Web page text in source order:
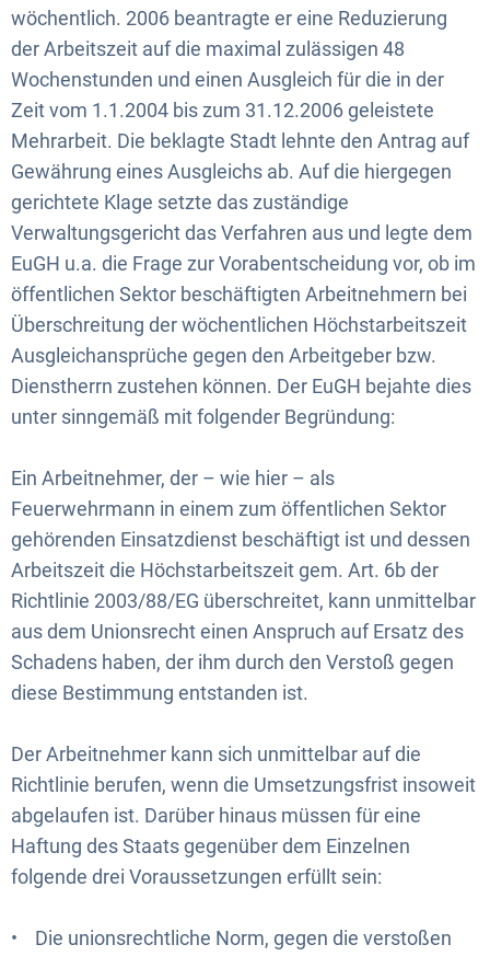
wöchentlich. 2006 beantragte er eine Reduzierung
der Arbeitszeit auf die maximal zulässigen 48
Wochenstunden und einen Ausgleich für die in der
Zeit vom 1.1.2004 bis zum 31.12.2006 geleistete
Mehrarbeit. Die beklagte Stadt lehnte den Antrag auf
Gewährung eines Ausgleichs ab. Auf die hiergegen
gerichtete Klage setzte das zuständige
Verwaltungsgericht das Verfahren aus und legte dem
EuGH u.a. die Frage zur Vorabentscheidung vor, ob im
öffentlichen Sektor beschäftigten Arbeitnehmern bei
Überschreitung der wöchentlichen Höchstarbeitszeit
Ausgleichansprüche gegen den Arbeitgeber bzw.
Dienstherrn zustehen können. Der EuGH bejahte dies
unter sinngemäß mit folgender Begründung:
Ein Arbeitnehmer, der – wie hier – als
Feuerwehrmann in einem zum öffentlichen Sektor
gehörenden Einsatzdienst beschäftigt ist und dessen
Arbeitszeit die Höchstarbeitszeit gem. Art. 6b der
Richtlinie 2003/88/EG überschreitet, kann unmittelbar
aus dem Unionsrecht einen Anspruch auf Ersatz des
Schadens haben, der ihm durch den Verstoß gegen
diese Bestimmung entstanden ist.
Der Arbeitnehmer kann sich unmittelbar auf die
Richtlinie berufen, wenn die Umsetzungsfrist insoweit
abgelaufen ist. Darüber hinaus müssen für eine
Haftung des Staats gegenüber dem Einzelnen
folgende drei Voraussetzungen erfüllt sein:
• Die unionsrechtliche Norm, gegen die verstoßen